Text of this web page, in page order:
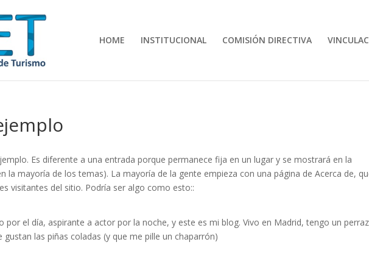
HOME INSTITUCIONAL COMISIÓN DIRECTIVA
Es diferente a una entrada porque permanece fija en un lugar y se mostrará en la
la mayoría de los temas). La mayoría de la gente empieza con una página de Acerca de,
visitantes del sitio. Podría ser algo como esto::
por el día, aspirante a actor por la noche, y este es mi blog. Vivo en Madrid, tengo un
las piñas coladas (y que me pille un chaparrón)